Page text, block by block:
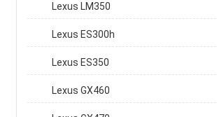
Lexus LM350
Lexus ES300h
Lexus ES350
Lexus GX460